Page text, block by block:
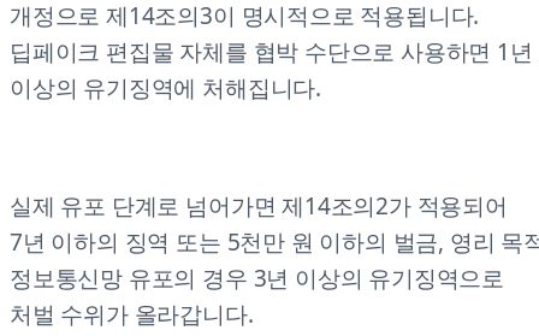
개정으로 제14조의3이 명시적으로 적용됩니다.
딥페이크 편집물 자체를 협박 수단으로 사용하면 1년
이상의 유기징역에 처해집니다.
실제 유포 단계로 넘어가면 제14조의2가 적용되어
7년 이하의 징역 또는 5천만 원 이하의 벌금, 영리 목
정보통신망 유포의 경우 3년 이상의 유기징역으로
처벌 수위가 올라갑니다.